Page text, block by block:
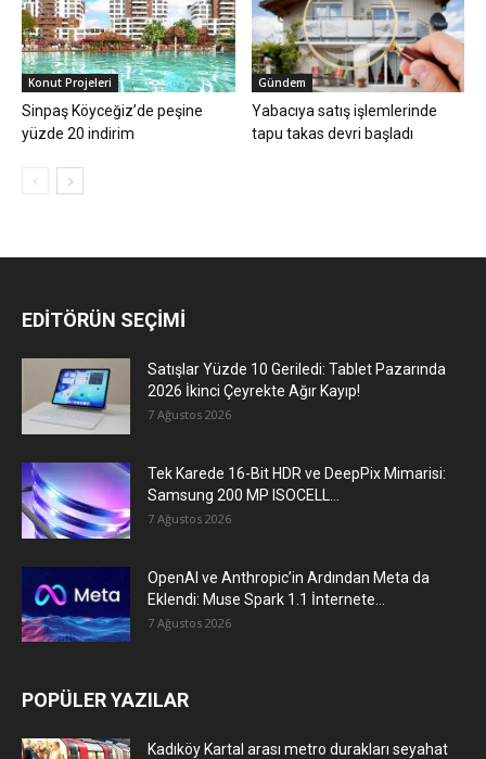
Konut Projeleri
Sinpaş Köyceğiz’de peşine
yüzde 20 indirim
Gündem
Yabacıya satış işlemlerinde
tapu takas devri başladı
EDİTÖRÜN SEÇİMİ
Satışlar Yüzde 10 Geriledi: Tablet Pazarında
2026 İkinci Çeyrekte Ağır Kayıp!
7 Ağustos 2026
Tek Karede 16-Bit HDR ve DeepPix Mimarisi:
Samsung 200 MP ISOCELL...
7 Ağustos 2026
OpenAI ve Anthropic’in Ardından Meta da
Eklendi: Muse Spark 1.1 İnternete...
7 Ağustos 2026
POPÜLER YAZILAR
Kadıköy Kartal arası metro durakları seyahat